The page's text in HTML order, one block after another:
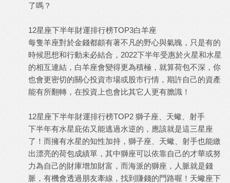
了嗎？
12星座下半年財運排行榜TOP3白羊座
每隻羊座對於金錢都頗有著不凡的野心與氣魄，只是有的
時候思想和行動未必結合，2022下半年受惠於火星和水星
的相互連結，白羊座會變得更為積極，就算荷包不深，你
也會更密切的關心投資市場或股市行情，期許自己的資產
能有所翻轉，在投資上也會比其它人更有膽識！
12星座下半年財運排行榜TOP2 獅子座、天蠍、射手
下半年有水星庇佑又能逃過水逆的，應該就是這三星座
了！而擁有水星的知性加持，獅子座、天蠍、射手也能繳
出漂亮的荷包成績單，其中獅座可以依靠自己的才華或努
力為自己的財庫增加財富，而海派的獅座，人脈就是錢
脈，有機會透過朋友牽線，找到賺錢的門路喔！天蠍座下